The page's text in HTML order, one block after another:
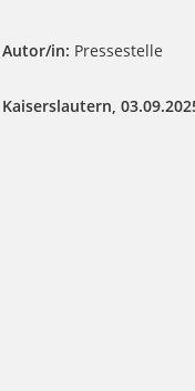
Autor/in: Pressestelle
Kaiserslautern,